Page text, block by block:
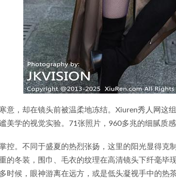
意，却在镜头前被温柔地冻结。Xiuren秀人网这
美学的视觉实验。71张照片，960多兆的细腻质
控。不同于盛夏的热烈张扬，这里的阳光显得克
的冬装，围巾、毛衣的纹理在高清镜头下纤毫毕
时候，眼神游离在远方，或是低头凝视手中的热